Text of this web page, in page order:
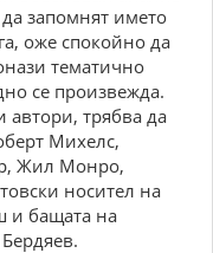
запомнят името
оже спокойно да
тематично
се произвежда.
трябва да
Михелс,
Жил Монро,
носител на
и бащата на